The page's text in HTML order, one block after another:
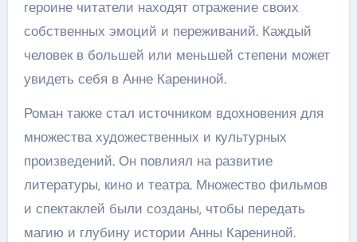
героине читатели находят отражение своих
собственных эмоций и переживаний. Каждый
человек в большей или меньшей степени может
увидеть себя в Анне Карениной.
Роман также стал источником вдохновения для
множества художественных и культурных
произведений. Он повлиял на развитие
литературы, кино и театра. Множество фильмов
и спектаклей были созданы, чтобы передать
магию и глубину истории Анны Карениной.